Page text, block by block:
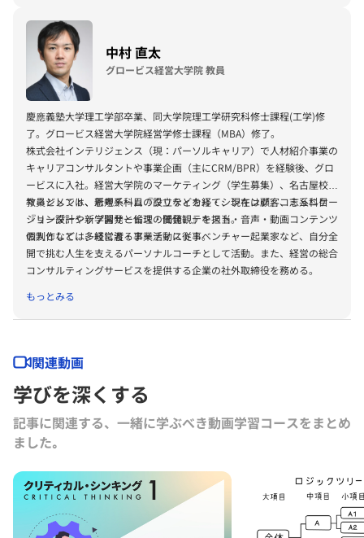
てコンサルティング業務、
ルティ本部の主席研究員として、
(GAiMERi)にてAIを活用した次世代の経営教育に関する研究開発のリー
ド、チームマネジメントなどを担う。グロービス経営大学院、法人研修
においてはテクノベート・
講師を務める。
中村 直太
グロービス経営大学院 教員
慶應義塾大学理工学部卒業、同大学院理工学研究科修士課程(工学)修
了。グロービス経営大学院経営学修士課程（MBA）修了。
株式会社インテリジェンス（現：パーソルキャリア）で人材紹介事業の
キャリアコンサルタントや事業企画（主にCRM/BPR）を経験後、グロ
ービスに入社。 経営大学院のマーケティング（学生募集）、 名古屋校の
マネジメント、新規チームの設立などを経て、現在は顧客コミュニケー
ション設計や新学習サービスの開発、テキスト・音声・動画コンテンツ
の制作など、多岐に渡る事業活動に従事。
教員としては、思考系科目『クリティカル・シンキング』、志系科目
『リーダーシップ開発と倫理・価値観』を担当。
個人としては、経営者・アーティスト・ベンチャー起業家など、
自分全
開で挑む人生を支えるパーソナルコーチとして活動。また、 経営の総合
コンサルティングサービスを提供する企業の社外取締役を務める。
もっとみる
関連動画
学びを深くする
記事に関連する、一緒に学ぶべき動画学習コースをまとめ
ました｡